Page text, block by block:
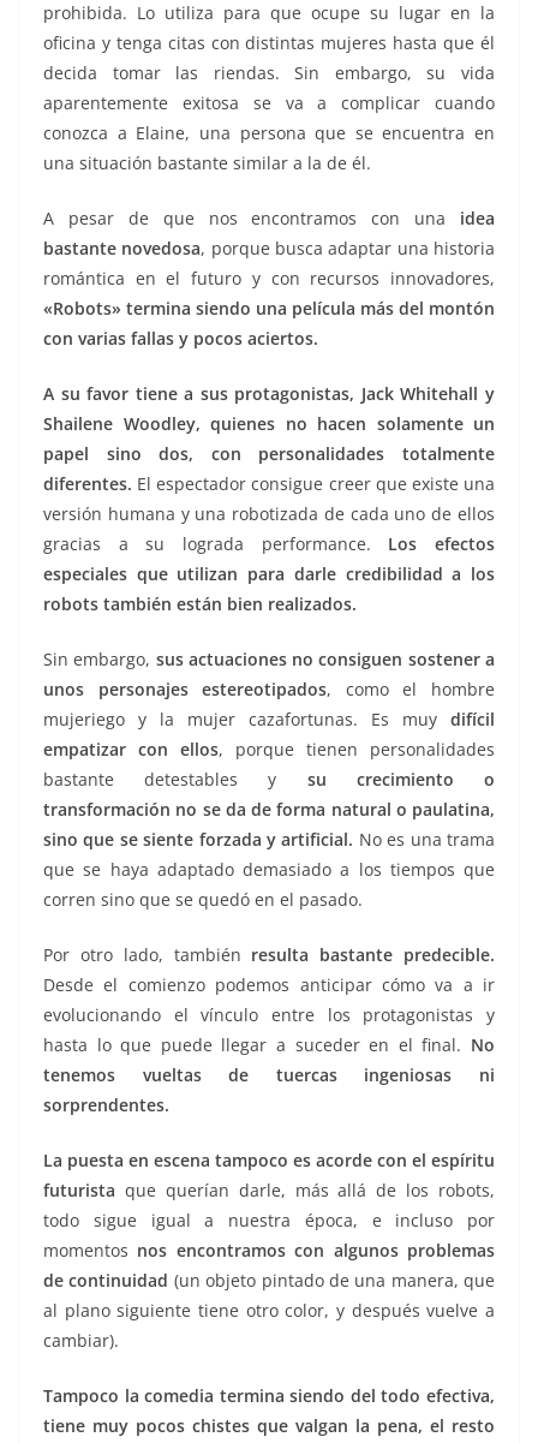
prohibida. Lo utiliza para que ocupe su lugar en la
oficina y tenga citas con distintas mujeres hasta que él
decida tomar las riendas. Sin embargo, su vida
aparentemente exitosa se va a complicar cuando
conozca a Elaine, una persona que se encuentra en
una situación bastante similar a la de él.
A pesar de que nos encontramos con una idea
bastante novedosa, porque busca adaptar una historia
romántica en el futuro y con recursos innovadores,
«Robots» termina siendo una película más del montón
con varias fallas y pocos aciertos.
A su favor tiene a sus protagonistas, Jack Whitehall y
Shailene Woodley, quienes no hacen solamente un
papel sino dos, con personalidades totalmente
diferentes. El espectador consigue creer que existe una
versión humana y una robotizada de cada uno de ellos
gracias a su lograda performance. Los efectos
especiales que utilizan para darle credibilidad a los
robots también están bien realizados.
Sin embargo, sus actuaciones no consiguen sostener a
unos personajes estereotipados, como el hombre
mujeriego y la mujer cazafortunas. Es muy difícil
empatizar con ellos, porque tienen personalidades
bastante detestables y su crecimiento o
transformación no se da de forma natural o paulatina,
sino que se siente forzada y artificial. No es una trama
que se haya adaptado demasiado a los tiempos que
corren sino que se quedó en el pasado.
Por otro lado, también resulta bastante predecible.
Desde el comienzo podemos anticipar cómo va a ir
evolucionando el vínculo entre los protagonistas y
hasta lo que puede llegar a suceder en el final. No
tenemos vueltas de tuercas ingeniosas ni
sorprendentes.
La puesta en escena tampoco es acorde con el espíritu
futurista que querían darle, más allá de los robots,
todo sigue igual a nuestra época, e incluso por
momentos nos encontramos con algunos problemas
de continuidad (un objeto pintado de una manera, que
al plano siguiente tiene otro color, y después vuelve a
cambiar).
Tampoco la comedia termina siendo del todo efectiva,
tiene muy pocos chistes que valgan la pena, el resto